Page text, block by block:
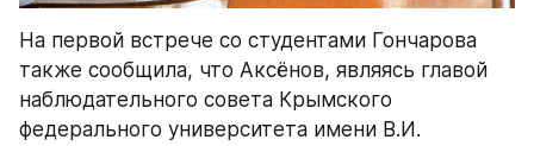
На первой встрече со студентами Гончарова
также сообщила, что Аксёнов, являясь главой
наблюдательного совета Крымского
федерального университета имени В.И.